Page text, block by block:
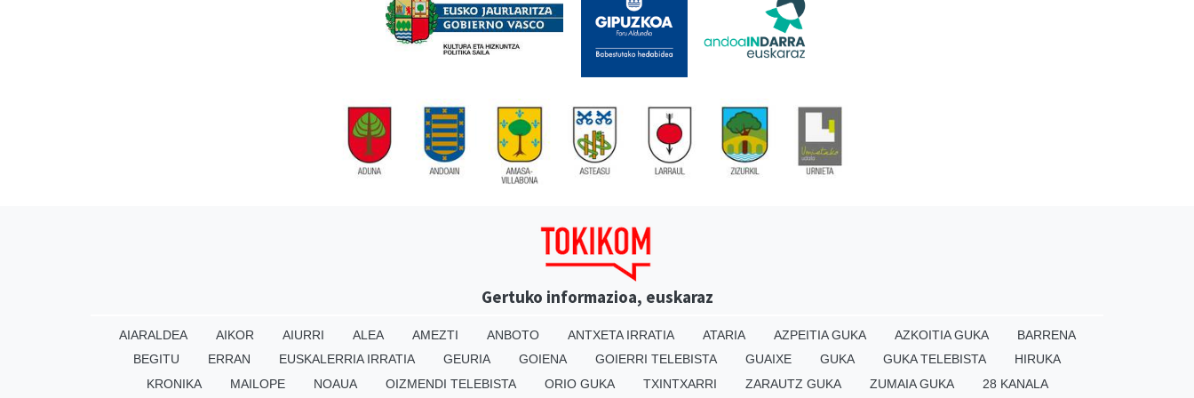
Gertuko informazioa, euskaraz
AIARALDEA AIKOR AIURRI ALEA AMEZTI ANBOTO ANTXETA IRRATIA ATARIA AZPEITIA GUKA AZKOITIA GUKA
BARRENA
BEGITU
ERRAN EUSKALERRIA IRRATIA GEURIA GOIENA GOIERRI TELEBISTA GUAIXE GUKA GUKA TELEBISTA
HIRUKA
KRONIKA
MAILOPE NOAUA OIZMENDI TELEBISTA ORIO GUKA TXINTXARRI ZARAUTZ GUKA ZUMAIA GUKA 28 KANALA